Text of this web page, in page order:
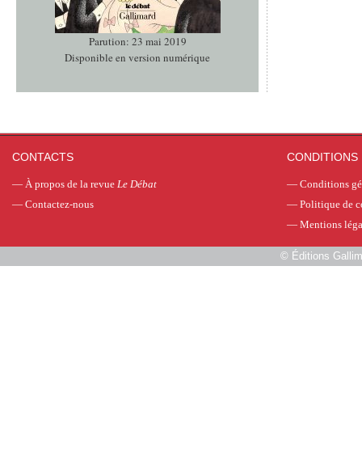
Parution: 23 mai 2019
Disponible en version numérique
CONTACTS
— À propos de la revue Le Débat
— Contactez-nous
CONDITIONS
— Conditions
— Politique de
— Mentions
© Éditions